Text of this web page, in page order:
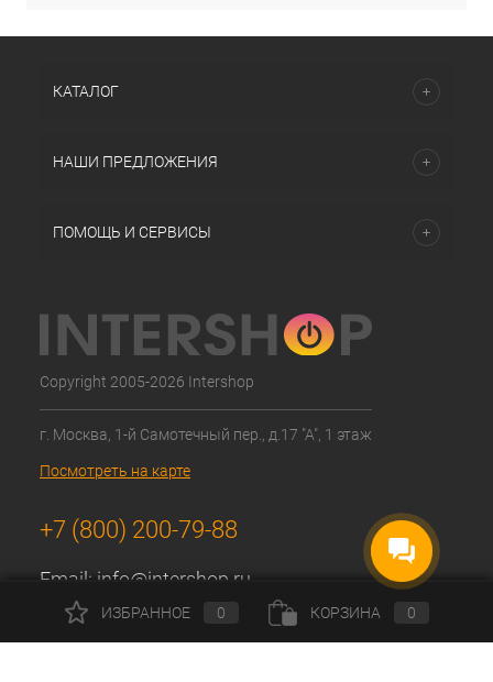
КАТАЛОГ
НАШИ ПРЕДЛОЖЕНИЯ
ПОМОЩЬ И СЕРВИСЫ
Copyright 2005-2026 Intershop
г. Москва, 1-й Самотечный пер., д.17 "А", 1 этаж
Посмотреть на карте
+7 (800) 200-79-88
Email: info@intershop.ru
График работы:
ИЗБРАННОЕ 0 КОРЗИНА 0